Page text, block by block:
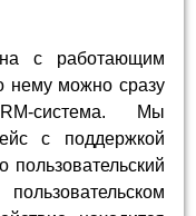
с работающим
нему можно сразу
система. Мы
с поддержкой
пользовательский